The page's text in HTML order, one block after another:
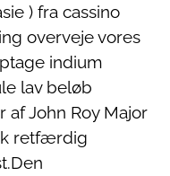
) fra cassino
overveje vores
indium
lav beløb
John Roy Major
retfærdig